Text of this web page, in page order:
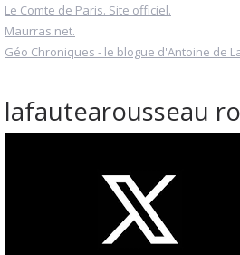
Le Comte de Paris. Site officiel.
Maurras.net.
Géo Chroniques - le blogue d'Antoine de
lafautearousseau